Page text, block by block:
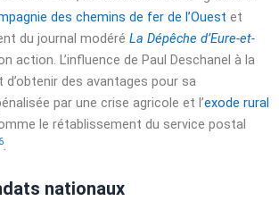
des chemins de fer de l’Ouest et
du journal modéré La Dépêche d’Eure-et-
action. L’influence de Paul Deschanel à la
d’obtenir des avantages pour sa
par une crise agricole et l’exode rural
le rétablissement du service postal
.
nationaux